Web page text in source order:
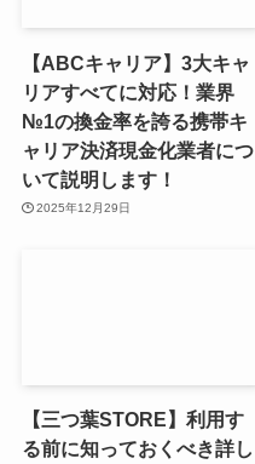
【ABCキャリア】3大キャ
リアすべてに対応！業界
№1の換金率を誇る携帯キ
ャリア決済現金化業者につ
いて説明します！
2025年12月29日
【三つ葉STORE】利用す
る前に知っておくべき詳し